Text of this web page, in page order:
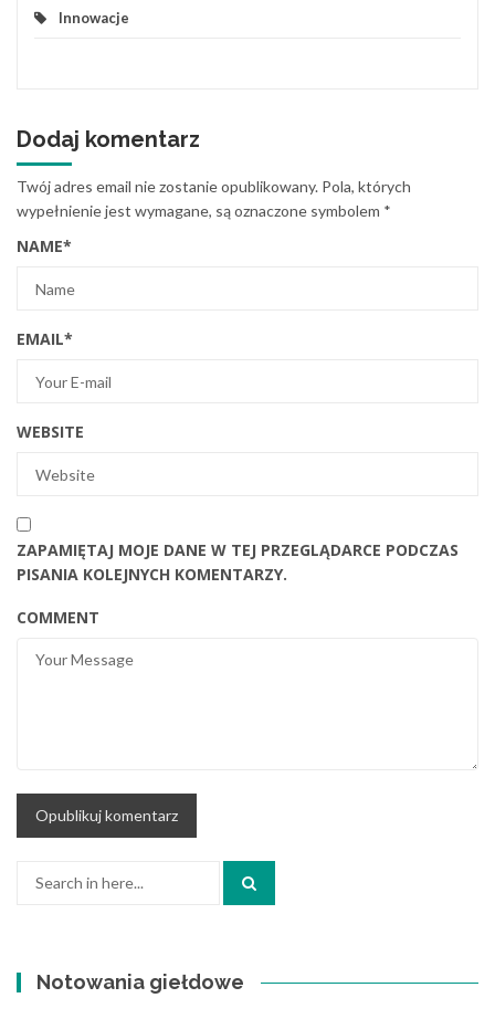
Innowacje
Dodaj komentarz
Twój adres email nie zostanie opublikowany. Pola, których
wypełnienie jest wymagane, są oznaczone symbolem *
NAME*
EMAIL*
WEBSITE
ZAPAMIĘTAJ MOJE DANE W TEJ PRZEGLĄDARCE PODCZAS
PISANIA KOLEJNYCH KOMENTARZY.
COMMENT
Notowania giełdowe